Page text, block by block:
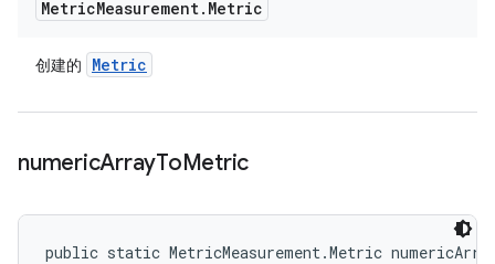
MetricMeasurement. Metric
创建的 Metric
numericArrayToMetric
public static MetricMeasurement.Metric